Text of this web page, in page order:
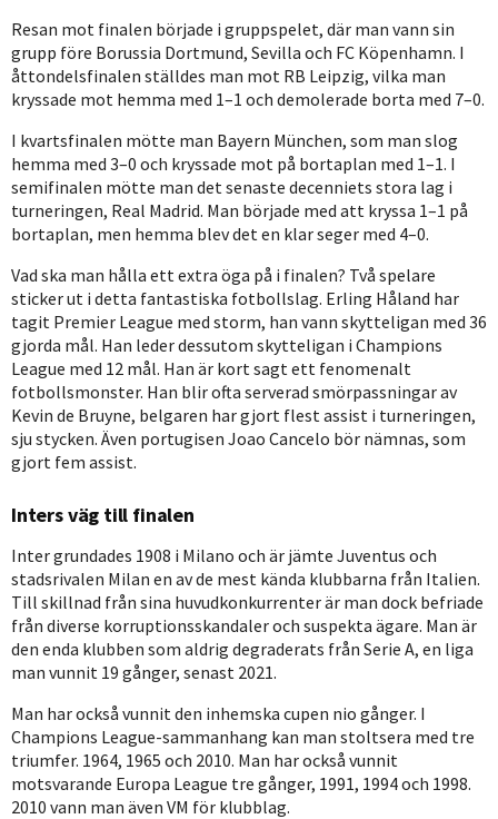
Resan mot finalen började i gruppspelet, där man vann sin
grupp före Borussia Dortmund, Sevilla och FC Köpenhamn. I
åttondelsfinalen ställdes man mot RB Leipzig, vilka man
kryssade mot hemma med 1–1 och demolerade borta med 7–0.
I kvartsfinalen mötte man Bayern München, som man slog
hemma med 3–0 och kryssade mot på bortaplan med 1–1. I
semifinalen mötte man det senaste decenniets stora lag i
turneringen, Real Madrid. Man började med att kryssa 1–1 på
bortaplan, men hemma blev det en klar seger med 4–0.
Vad ska man hålla ett extra öga på i finalen? Två spelare
sticker ut i detta fantastiska fotbollslag. Erling Håland har
tagit Premier League med storm, han vann skytteligan med 36
gjorda mål. Han leder dessutom skytteligan i Champions
League med 12 mål. Han är kort sagt ett fenomenalt
fotbollsmonster. Han blir ofta serverad smörpassningar av
Kevin de Bruyne, belgaren har gjort flest assist i turneringen,
sju stycken. Även portugisen Joao Cancelo bör nämnas, som
gjort fem assist.
Inters väg till finalen
Inter grundades 1908 i Milano och är jämte Juventus och
stadsrivalen Milan en av de mest kända klubbarna från Italien.
Till skillnad från sina huvudkonkurrenter är man dock befriade
från diverse korruptionsskandaler och suspekta ägare. Man är
den enda klubben som aldrig degraderats från Serie A, en liga
man vunnit 19 gånger, senast 2021.
Man har också vunnit den inhemska cupen nio gånger. I
Champions League-sammanhang kan man stoltsera med tre
triumfer. 1964, 1965 och 2010. Man har också vunnit
motsvarande Europa League tre gånger, 1991, 1994 och 1998.
2010 vann man även VM för klubblag.